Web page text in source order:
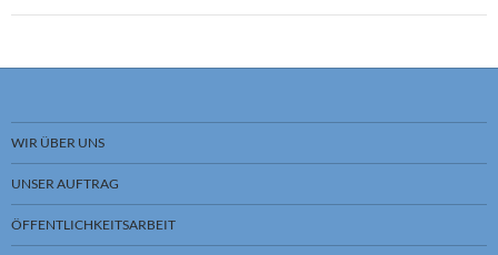
WIR ÜBER UNS
UNSER AUFTRAG
ÖFFENTLICHKEITSARBEIT